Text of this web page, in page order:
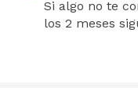
Si algo no te
los 2 meses